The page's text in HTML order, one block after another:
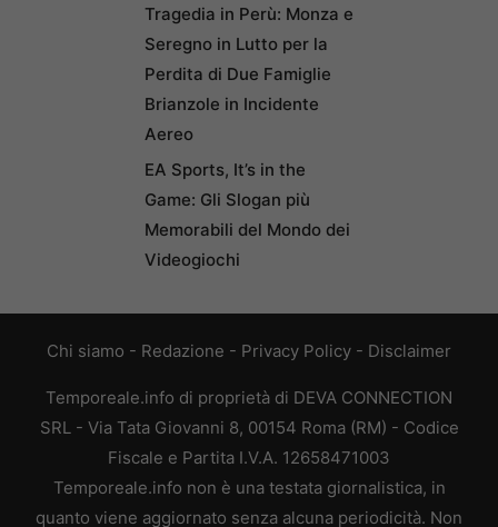
Tragedia in Perù: Monza e
Seregno in Lutto per la
Perdita di Due Famiglie
Brianzole in Incidente
Aereo
EA Sports, It’s in the
Game: Gli Slogan più
Memorabili del Mondo dei
Videogiochi
Chi siamo - Redazione - Privacy Policy - Disclaimer
Temporeale.info di proprietà di DEVA CONNECTION
SRL - Via Tata Giovanni 8, 00154 Roma (RM) - Codice
Fiscale e Partita I.V.A. 12658471003
Temporeale.info non è una testata giornalistica, in
quanto viene aggiornato senza alcuna periodicità. Non